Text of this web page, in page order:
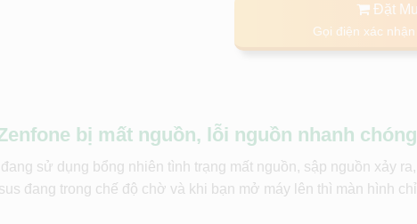
Đặt
Gọi điện xác
bị mất nguồn, lỗi nguồn nhanh chóng
sử dụng bổng nhiên tình trạng mất nguồn, sập nguồn xảy
đang trong chế độ chờ và khi bạn mở máy lên thì màn hình